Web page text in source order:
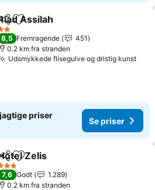
Føj til favoritter
Assilah
Stjerner
8,5 Fremragende
451
0.2 km fra stranden
Udsmykkede flisegulve og dristig kunst
priser
Se priser
Føj til favoritter
Zelis
Stjerner
7,6 Godt
1.289
0.2 km fra stranden